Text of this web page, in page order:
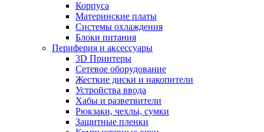
Корпуса
Материнские платы
Системы охлаждения
Блоки питания
Периферия и аксессуары
3D Принтеры
Сетевое оборудование
Жесткие диски и накопители
Устройства ввода
Хабы и разветвители
Рюкзаки, чехлы, сумки
Защитные пленки